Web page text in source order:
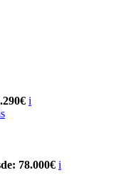
i
78.000€ i